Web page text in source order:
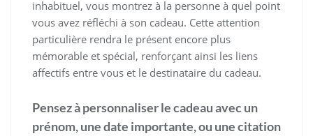
inhabituel, vous montrez à la personne à quel point
vous avez réfléchi à son cadeau. Cette attention
particulière rendra le présent encore plus
mémorable et spécial, renforçant ainsi les liens
affectifs entre vous et le destinataire du cadeau.
Pensez à personnaliser le cadeau avec un
prénom, une date importante, ou une citation